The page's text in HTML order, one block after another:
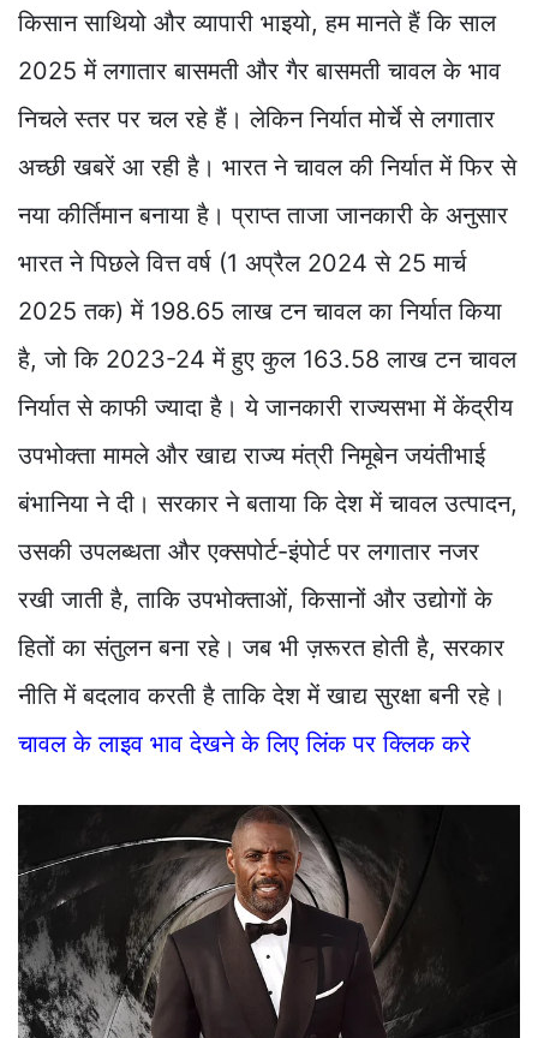
किसान साथियो और व्यापारी भाइयो, हम मानते हैं कि साल
2025 में लगातार बासमती और गैर बासमती चावल के भाव
निचले स्तर पर चल रहे हैं। लेकिन निर्यात मोर्चे से लगातार
अच्छी खबरें आ रही है। भारत ने चावल की निर्यात में फिर से
नया कीर्तिमान बनाया है। प्राप्त ताजा जानकारी के अनुसार
भारत ने पिछले वित्त वर्ष (1 अप्रैल 2024 से 25 मार्च
2025 तक) में 198.65 लाख टन चावल का निर्यात किया
है, जो कि 2023-24 में हुए कुल 163.58 लाख टन चावल
निर्यात से काफी ज्यादा है। ये जानकारी राज्यसभा में केंद्रीय
उपभोक्ता मामले और खाद्य राज्य मंत्री निमूबेन जयंतीभाई
बंभानिया ने दी। सरकार ने बताया कि देश में चावल उत्पादन,
उसकी उपलब्धता और एक्सपोर्ट-इंपोर्ट पर लगातार नजर
रखी जाती है, ताकि उपभोक्ताओं, किसानों और उद्योगों के
हितों का संतुलन बना रहे। जब भी ज़रूरत होती है, सरकार
नीति में बदलाव करती है ताकि देश में खाद्य सुरक्षा बनी रहे।
चावल के लाइव भाव देखने के लिए लिंक पर क्लिक करे